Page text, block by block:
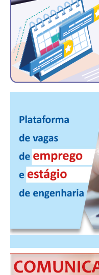
NOTÍCIAS NO WHATSAPP
FOTOS
PUBLICAÇÕES
PUBLICIDADE
CADASTRO
ASSOCIE-SE
ATUALIZAÇÃO CADASTRAL